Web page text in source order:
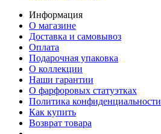
Информация
О магазине
Доставка и самовывоз
Оплата
Подарочная упаковка
О коллекции
Наши гарантии
О фарфоровых статуэтках
Политика конфиденциальности
Как купить
Возврат товара